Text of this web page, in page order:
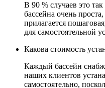
В 90 % случаев это
бассейна очень
прилагается
для самостоятельной
Какова стоимость
Каждый бассейн
наших клиентов
самостоятельно,